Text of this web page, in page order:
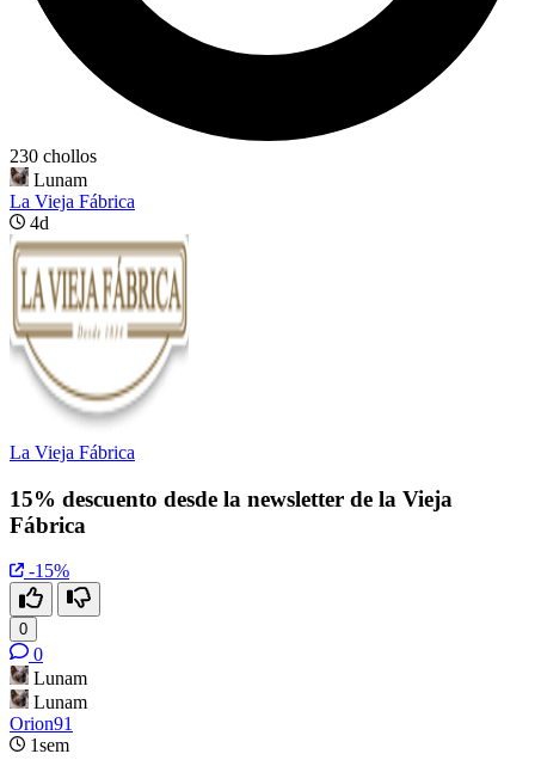
230 chollos
Lunam
La Vieja Fábrica
4d
La Vieja Fábrica
15% descuento desde la newsletter de la Vieja
Fábrica
-15%
0
0
Lunam
Lunam
Orion91
1sem